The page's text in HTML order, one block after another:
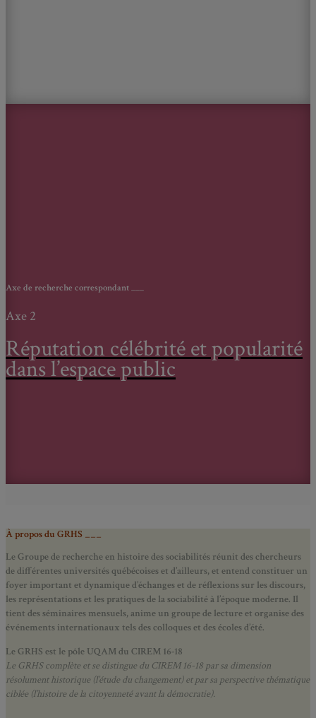
Axe de recherche correspondant___
Axe 2
Réputation célébrité et popularité
dans l’espace public
À propos du GRHS ___
Le Groupe de recherche en histoire des sociabilités réunit des chercheurs
de différentes universités québécoises et d’ailleurs, et entend constituer un
foyer important et dynamique d’échanges et de réflexions sur les discours,
les représentations et les pratiques de la sociabilité à l’époque moderne. Il
tient des séminaires mensuels, anime un groupe de lecture et organise des
événements internationaux tels des colloques et des écoles d’été.
Le GRHS est le pôle UQAM du CIREM 16-18
Le GRHS complète et se distingue du CIREM 16-18 par sa dimension
résolument historique (l’étude du changement) et par sa perspective thématique
ciblée (l’histoire de la citoyenneté avant la démocratie).